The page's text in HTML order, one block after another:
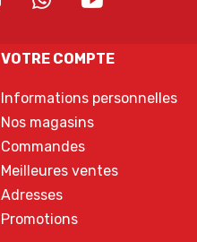
VOTRE COMPTE
Informations personnelles
Nos magasins
Commandes
Meilleures ventes
Adresses
Promotions